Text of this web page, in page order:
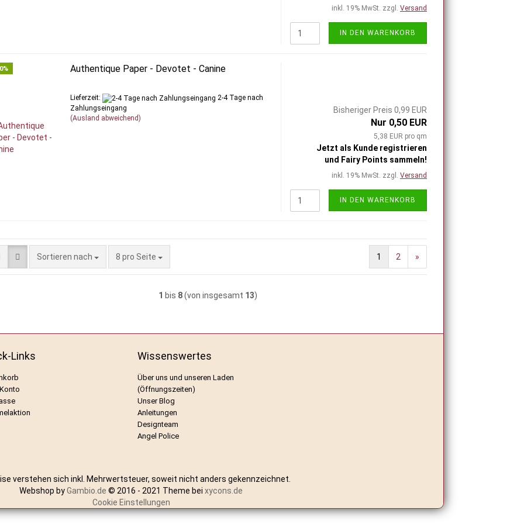
inkl. 19% MwSt. zzgl. Versand
IN DEN WARENKORB
Authentique Paper - Devotet - Canine
Lieferzeit:
2-4 Tage nach
Zahlungseingang
(Ausland abweichend)
Bisheriger Preis 0,99 EUR
Nur 0,50 EUR
5,38 EUR pro qm
Jetzt als Kunde registrieren
und Fairy Points sammeln!
inkl. 19% MwSt. zzgl. Versand
IN DEN WARENKORB
Sortieren nach
Sortieren nach 8 pro Seite
pro Seite 1 2 »
1 bis 8(von insgesamt 13)
Links Wissenswertes
Über uns und unseren Laden
(Öffnungszeiten)
Unser Blog
Anleitungen
Designteam
Angel Police
verstehen sich inkl. Mehrwertsteuer, soweit nicht anders gekennzeichnet.
Webshop byGambio.de © 2016 - 2021 Theme bei xycons.de
Cookie Einstellungen